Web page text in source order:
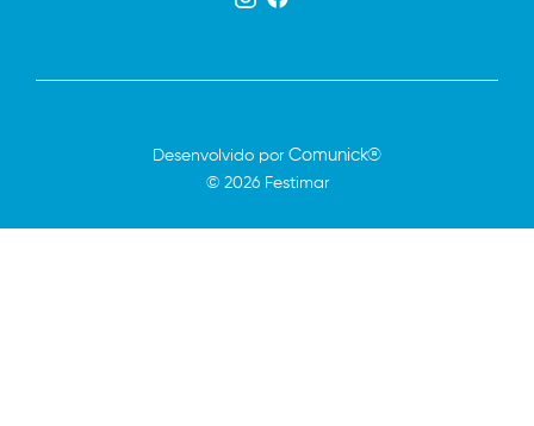
© 2026 Festimar
Desenvolvido porComunick®